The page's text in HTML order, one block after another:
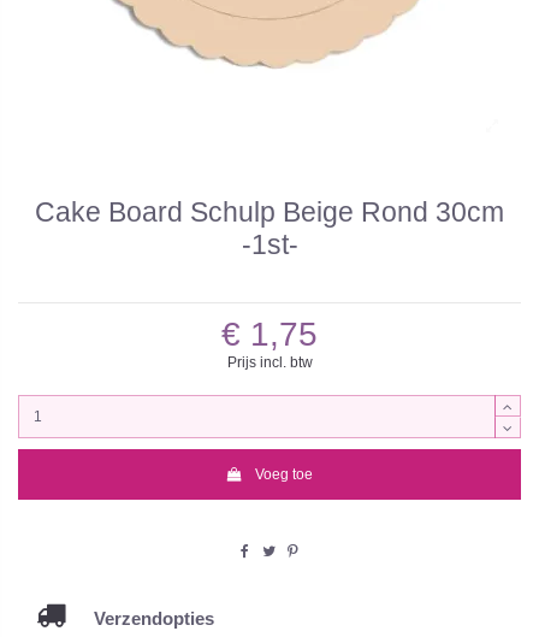
Cake Board Schulp Beige Rond 30cm
-1st-
€ 1,75
Prijs incl. btw
Voeg toe
Verzendopties